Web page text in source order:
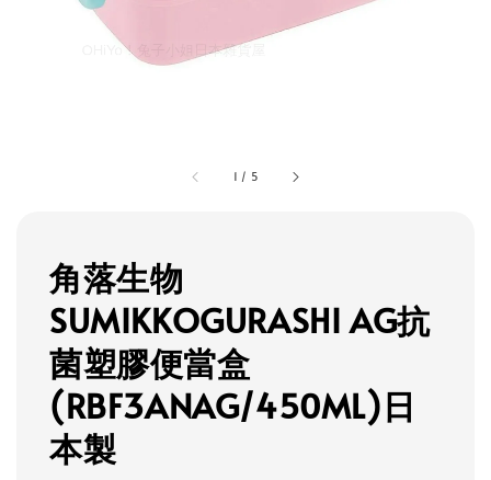
1 / 5
角落生物
SUMIKKOGURASHI AG抗
菌塑膠便當盒
(RBF3ANAG/450ML)日
本製